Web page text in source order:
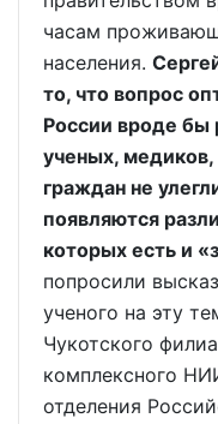
часам
населения.
то, что вопрос
России вроде бы
ученых,
граждан не
появляются
которых есть и
попросили
ученого на эту
Чукотского
комплексного
отделения